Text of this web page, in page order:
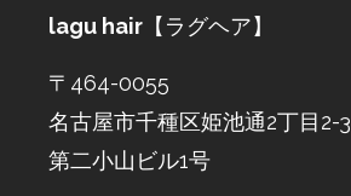
lagu hair 【ラグヘア】
〒464-0055
名古屋市千種区姫池通2丁目2-3
第二小山ビル1号